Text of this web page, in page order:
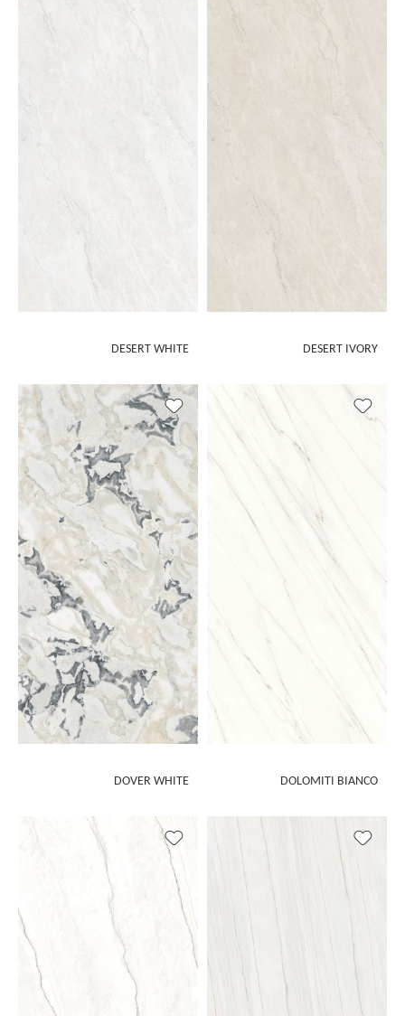
DESERT IVORY
DESERT WHITE
DOLOMITI BIANCO
DOVER WHITE